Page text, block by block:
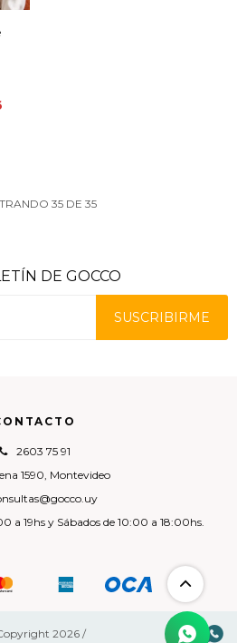
35DE 35
2603 75 91
1590, Montevideo
a 19hs y Sábados de 10:00 a 18:00hs.
DE GOCCO
SUSCRIBIRME
2026 / 